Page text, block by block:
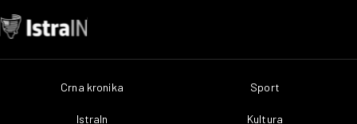
Crna kronika
IstraIn
Sport
Kultura